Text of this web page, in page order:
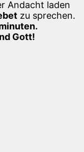
Andacht laden
zu sprechen.
Gott!